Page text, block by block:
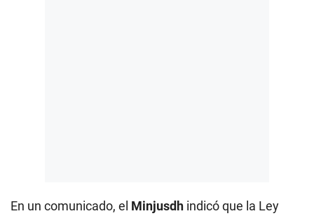
En un comunicado, el Minjusdh indicó que la Ley